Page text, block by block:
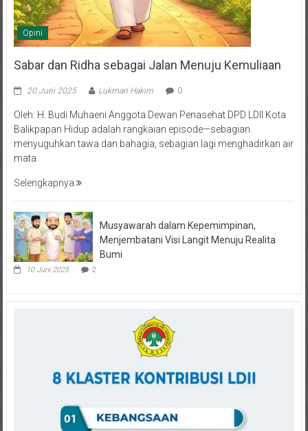
Opini
Sabar dan Ridha sebagai Jalan Menuju Kemuliaan
Balikpapan Hidup adalah rangkaian episode—sebagian
menyuguhkan tawa dan bahagia, sebagian lagi menghadirkan air
mata
Menjembatani Visi Langit Menuju Realita
Bumi
10 Juni 2025 2